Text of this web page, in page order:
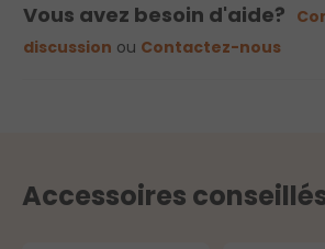
Vous avez besoin d'aide?
discussion ou Contactez-nous
Accessoires